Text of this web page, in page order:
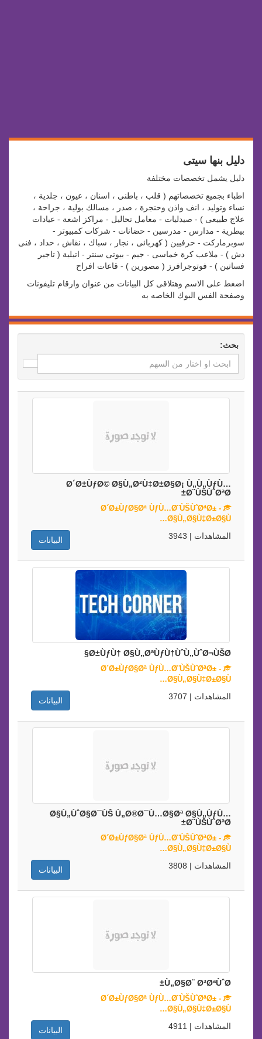
دليل بنها سيتى
دليل يشمل تخصصات مختلفة
اطباء بجميع تخصصاتهم ( قلب ، باطنى ، اسنان ، عيون ، جلدية ،
نساء وتوليد ، انف واذن وحنجرة ، صدر ، مسالك بولية ، جراحة ،
علاج طبيعى ) - صيدليات - معامل تحاليل - مراكز اشعة - عيادات
بيطرية - مدارس - مدرسين - حضانات - شركات كمبيوتر -
سوبرماركت - حرفيين ( كهربائى ، نجار ، سباك ، نقاش ، حداد ، فنى
دش ) - ملاعب كرة خماسى - جيم - بيوتى سنتر - اتيلية ( تاجير
فساتين ) - فوتوجرافرز ( مصورين ) - قاعات افراح
اضغط على الاسم وهتلاقى كل البيانات من عنوان وارقام تليفونات
وصفحة الفس البوك الخاصه به
بحث:
Ø´Ø±ÙƒØ© Ø§Ù„Ø²Ù‡Ø±Ø§Ø¡ Ù„Ù„ÙƒÙ…
Ø¨ÙŠÙˆØªØ±
Ø´Ø±ÙƒØ§Øª ÙƒÙ…Ø¨ÙŠÙˆØªØ± -
Ø§Ù„Ø§Ù‡Ø±Ø§Ù…
البيانات المشاهدات | 3943
Ø±ÙƒÙ† Ø§Ù„ØªÙƒÙ†ÙˆÙ„ÙˆØ¬ÙŠØ§
Ø´Ø±ÙƒØ§Øª ÙƒÙ…Ø¨ÙŠÙˆØªØ± -
Ø§Ù„Ø§Ù‡Ø±Ø§Ù…
البيانات المشاهدات | 3707
Ø§Ù„ÙˆØ§Ø¯ÙŠ Ù„Ø®Ø¯Ù…Ø§Øª Ø§Ù„ÙƒÙ…
Ø¨ÙŠÙˆØªØ±
Ø´Ø±ÙƒØ§Øª ÙƒÙ…Ø¨ÙŠÙˆØªØ± -
Ø§Ù„Ø§Ù‡Ø±Ø§Ù…
البيانات المشاهدات | 3808
Ù„Ø§Ø¨ Ø³ØªÙˆØ±
Ø´Ø±ÙƒØ§Øª ÙƒÙ…Ø¨ÙŠÙˆØªØ± -
Ø§Ù„Ø§Ù‡Ø±Ø§Ù…
البيانات المشاهدات | 4911